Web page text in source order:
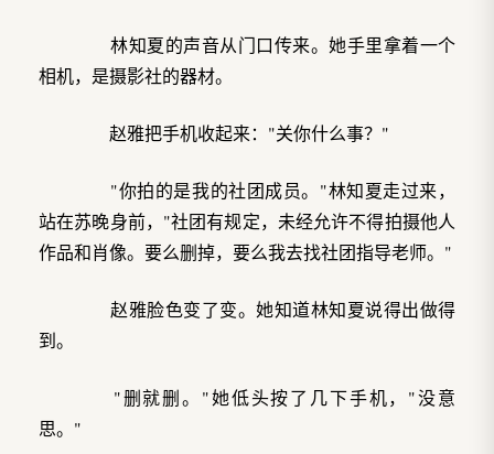
林知夏的声音从门口传来。她手里拿着一个
相机，是摄影社的器材。
赵雅把手机收起来："关你什么事？"
"你拍的是我的社团成员。"林知夏走过来，
站在苏晚身前，"社团有规定，未经允许不得拍摄他人
作品和肖像。要么删掉，要么我去找社团指导老师。"
赵雅脸色变了变。她知道林知夏说得出做得
到。
"删就删。"她低头按了几下手机，"没意
思。"